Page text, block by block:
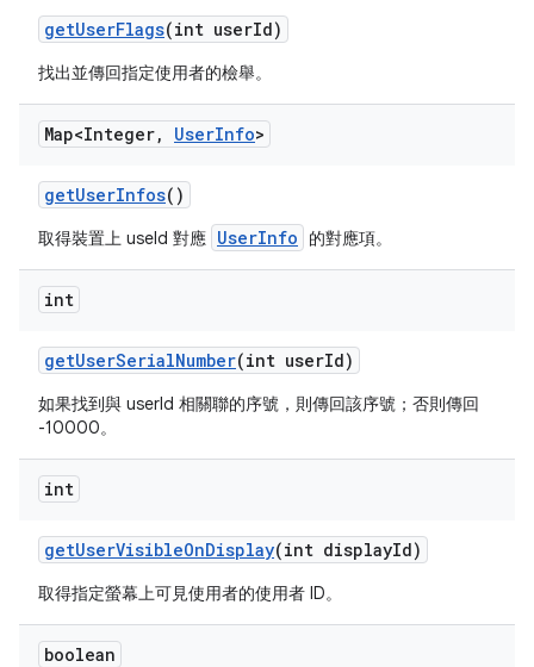
getUserFlags(int userId)
找出並傳回指定使用者的檢舉。
Map<Integer, UserInfo>
getUserInfos()
取得裝置上 useId 對應 UserInfo 的對應項。
int
getUserSerialNumber(int userId)
如果找到與 userId 相關聯的序號，則傳回該序號；否則傳回
-10000。
int
getUserVisibleOnDisplay(int displayId)
取得指定螢幕上可見使用者的使用者 ID。
boolean